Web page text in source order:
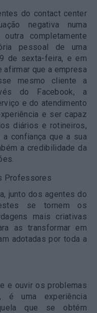
do contact center
negativa numa
completamente
pessoal de uma
de sexta-feira, e em
afirmar que a empresa
mesmo cliente a
do Facebook, a
e do atendimento
e ser capaz
diários e rotineiros,
a confiança que a sua
a credibilidade da
Professores
junto dos agentes do
se tornem os
mais criativas
as transformar em
adotadas por toda a
e ouvir os problemas
é uma experiência
que se obtém